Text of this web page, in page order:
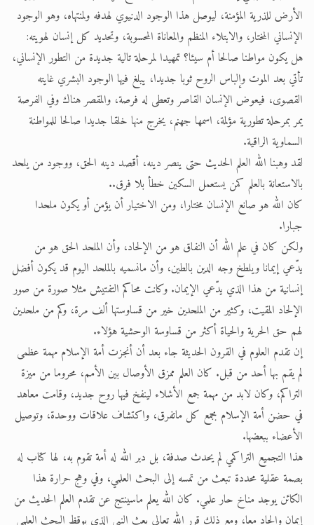
الأرض للذرية المؤمنة، ليوصل هذا الوجود الدنيوي لهدفه ولمنتهاه، وهو الوجود
الإنساني المختار، والابتلاء المنظم والمعاناة المحسوبة، وتحديد كل إنسان لهويته:
هل يكون مواطنا صالحا أم سيئا؟ تمهيدا لمرحلة تالية جديدة من التطور الإنساني،
تأتي بعد الموت وإلباس الروح ثوبا جديدا، يبلغ فيها الوجود البشري غايته
القصوى، فيعوض الإنسان القاصر وتعطى له فرصة، والمقصر هناك وفي الفرصة
يمر بمرحلة تطورية مؤلمة، اسمها جهنم، يخرج منها خلقا جديدا صالحا للمواطنة
السماوية الراقية.
لقد وهبنا الله العلم الحديث حتى ينصر دينه، أقصد دينه الحق، ووجود من يلحد
بالاستعانة بالعلم كمن يستعمل السكين خطأ بلا فرق..
كان الله هو صانع الإنسان مختارا، ومن الاختيار أن يؤمن أو يكون ملحدا
جبارا.
ولكن كان في علم الله أن النفاق هو من الإلحاد، وأن الملحد الحق هو من
يدّعي إيمانا ويلطخ وجه الدين بالطين، وأن مانسميه بالملحد اليوم قد يكون أفضل
إنسانية من هذا الذي يدّعي الإيمان. وكانت محاكم التفتيش مثلا صورة من صور
الإلحاد المقيت، وكثير من الملحدين خير من قساوستها ألف مرة، وكم من ملحدين
لهم حق الحرية والحياة أكثر من قساوسة الوحشية هؤلاء.
إن تقدم العلوم في القرون الحديثة جاء بعد أن أنجزت أمة الإسلام مهمة عظمى
لم يقم بها أحد من قبل. كان العلم ممزق الأوصال بين الأمم، محروما من ميزة
التراكم، وكان لابد من مهمة جمع الأشلاء لينفخ فيها روح جديد، وقامت معاهد
في حضن أمة الإسلام بجمع كل ماتفرق، واكتشاف علاقات ووحدة، وتوصيل
الأعضاء ببعضها.
هذا التجميع التراكمي لم يحدث صدفة، بل دبر الله له أمة تقوم به، لها كتاب له
بصمة عقلية محددة تبعث من تمسه إلى البحث العلمي، وفي وهج حرارة هذا
الكائن يوجد مناخ حار علمي. كان الله يعلم ماسينتج عن تقدم العلم الحديث من
إيمان وإلحاد معا، ومع ذلك قرر الله تعالى بعث النبي الذي يوقظ البحث العلمي